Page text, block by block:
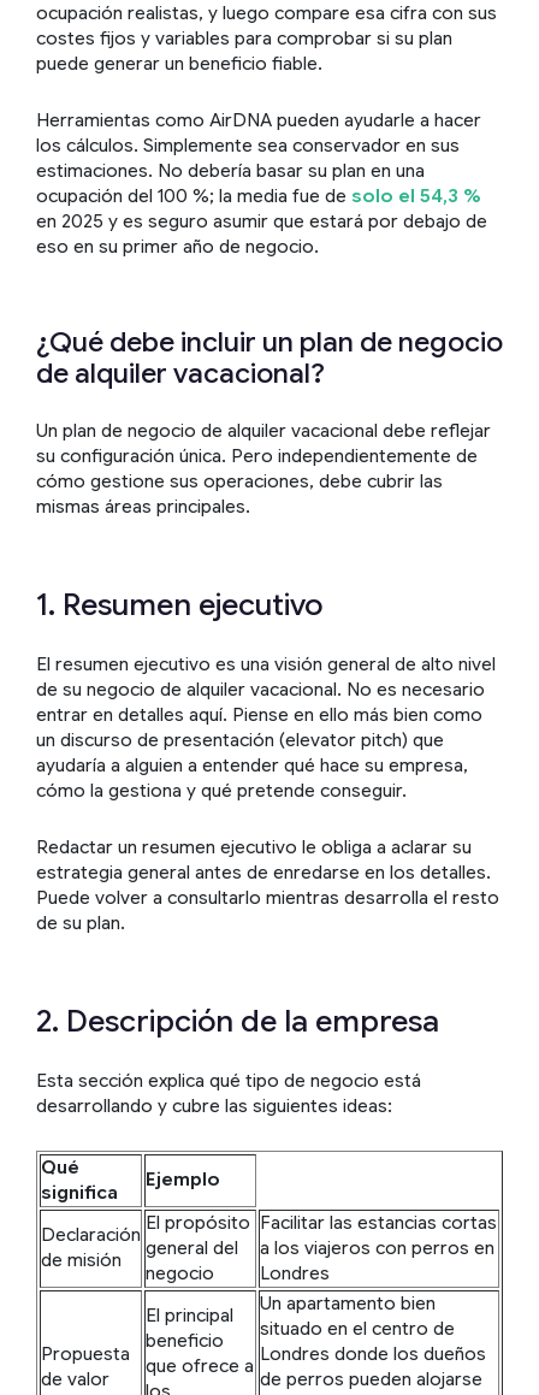
ocupación realistas, y luego compare esa cifra con sus
costes fijos y variables para comprobar si su plan
puede generar un beneficio fiable.
Herramientas como AirDNA pueden ayudarle a hacer
los cálculos. Simplemente sea conservador en sus
estimaciones. No debería basar su plan en una
ocupación del 100 %; la media fue de solo el 54,3 %
en 2025 y es seguro asumir que estará por debajo de
eso en su primer año de negocio.
¿Qué debe incluir un plan de negocio
de alquiler vacacional?
Un plan de negocio de alquiler vacacional debe reflejar
su configuración única. Pero independientemente de
cómo gestione sus operaciones, debe cubrir las
mismas áreas principales.
1. Resumen ejecutivo
El resumen ejecutivo es una visión general de alto nivel
de su negocio de alquiler vacacional. No es necesario
entrar en detalles aquí. Piense en ello más bien como
un discurso de presentación (elevator pitch) que
ayudaría a alguien a entender qué hace su empresa,
cómo la gestiona y qué pretende conseguir.
Redactar un resumen ejecutivo le obliga a aclarar su
estrategia general antes de enredarse en los detalles.
Puede volver a consultarlo mientras desarrolla el resto
de su plan.
2. Descripción de la empresa
Esta sección explica qué tipo de negocio está
desarrollando y cubre las siguientes ideas:
Qué
significa
Ejemplo
Declaración
de misión
El propósito
general del
negocio
Facilitar las estancias cortas
a los viajeros con perros en
Londres
Propuesta
de valor
El principal
beneficio
que ofrece a
Un apartamento bien
situado en el centro de
Londres donde los dueños
de perros pueden alojarse